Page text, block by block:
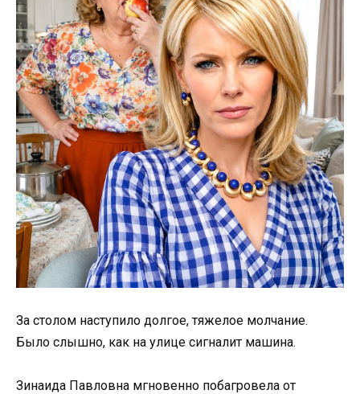
За столом наступило долгое, тяжелое молчание.
Было слышно, как на улице сигналит машина.
Зинаида Павловна мгновенно побагровела от